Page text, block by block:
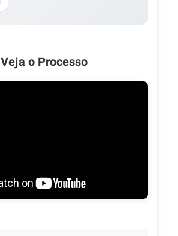
Veja o Processo